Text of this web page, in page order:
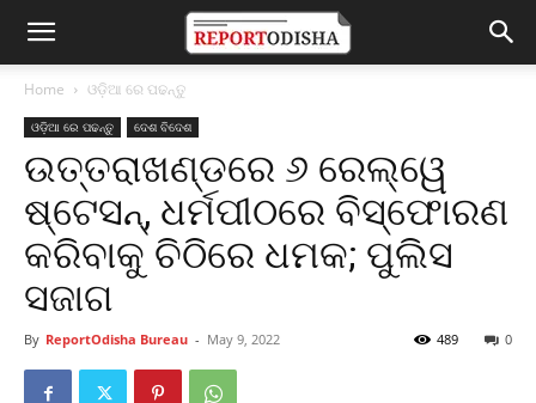
Home ଓଡ଼ିଆ ରେ ପଢନ୍ତୁ
ଓଡ଼ିଆ ରେ ପଢନ୍ତୁ ଦେଶ ବିଦେଶ
ଉତ୍ତରାଖଣ୍ଡରେ ୬ ରେଲ୍‌ୱେ
ଷ୍ଟେସନ୍‌, ଧର୍ମପୀଠରେ ବିସ୍ଫୋରଣ
କରିବାକୁ ଚିଠିରେ ଧମକ; ପୁଲିସ
ସଜାଗ
By ReportOdisha Bureau - May 9, 2022 0
489